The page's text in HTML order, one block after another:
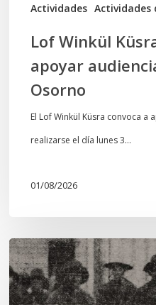
Actividades Actividades
Lof Winkül
apoyar
Osorno
El Lof Winkül Küsra convoca a
realizarse el día lunes 3…
01/08/2026
Chawrakawin:
Palimpsesto
explora